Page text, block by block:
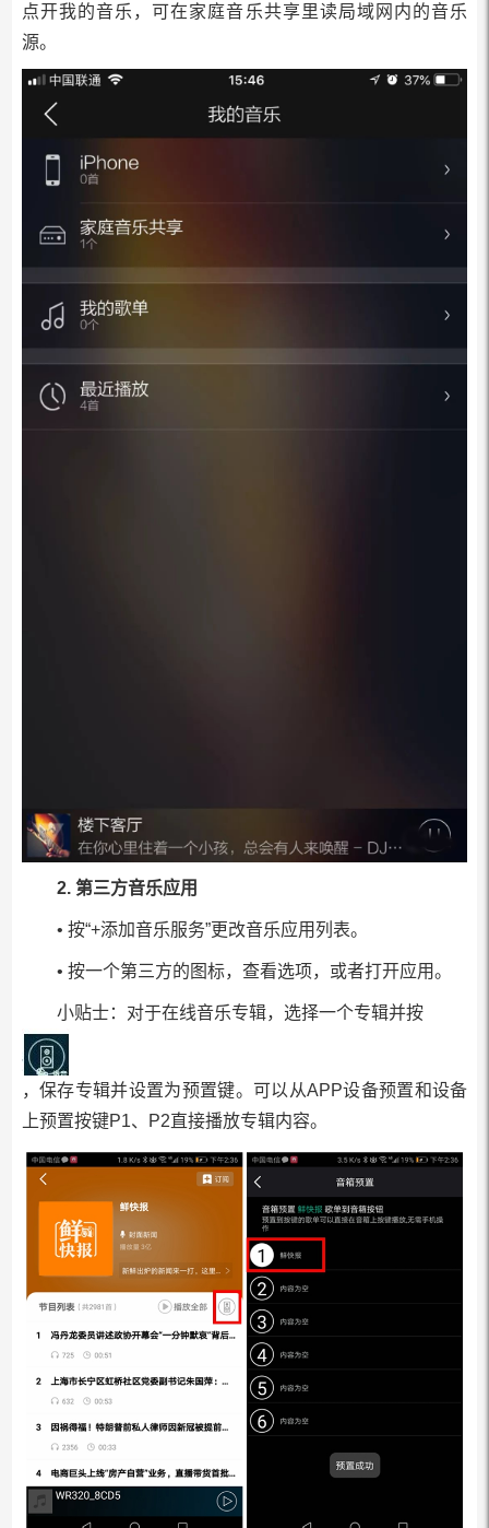
点开我的音乐，可在家庭音乐共享里读局域网内的音乐
源。
2. 第三方音乐应用
• 按“+添加音乐服务”更改音乐应用列表。
• 按一个第三方的图标，查看选项，或者打开应用。
小贴士：对于在线音乐专辑，选择一个专辑并按
，保存专辑并设置为预置键。可以从APP设备预置和设备
上预置按键P1、P2直接播放专辑内容。